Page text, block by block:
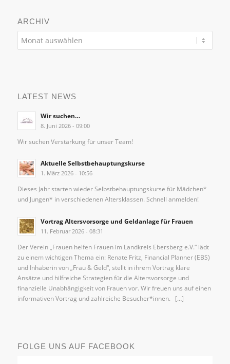
ARCHIV
LATEST NEWS
Wir suchen…
8. Juni 2026 - 09:00
Wir suchen Verstärkung für unser Team!
Aktuelle Selbstbehauptungskurse
1. März 2026 - 10:56
Dieses Jahr starten wieder Selbstbehauptungskurse für Mädchen*
und Jungen* in verschiedenen Altersklassen. Schnell anmelden!
Vortrag Altersvorsorge und Geldanlage für Frauen
11. Februar 2026 - 08:31
Der Verein „Frauen helfen Frauen im Landkreis Ebersberg e.V.“ lädt
zu einem wichtigen Thema ein: Renate Fritz, Financial Planner (EBS)
und Inhaberin von „Frau & Geld“, stellt in ihrem Vortrag klare
Ansätze und hilfreiche Strategien für die Altersvorsorge und
finanzielle Unabhängigkeit von Frauen vor. Wir freuen uns auf einen
informativen Vortrag und zahlreiche Besucher*innen. […]
FOLGE UNS AUF FACEBOOK